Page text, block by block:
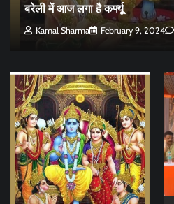
बरेली में आज लगा है कर्फ्यू
Kamal Sharma February 9, 2024